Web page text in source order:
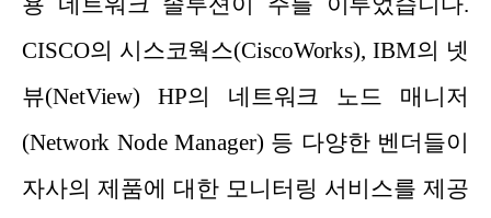
CISCO의 시스코웍스(CiscoWorks), IBM의 넷
뷰(NetView) HP의 네트워크 노드 매니저
(Network Node Manager) 등 다양한 벤더들이
자사의 제품에 대한 모니터링 서비스를 제공